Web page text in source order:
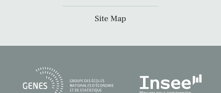
Site Map